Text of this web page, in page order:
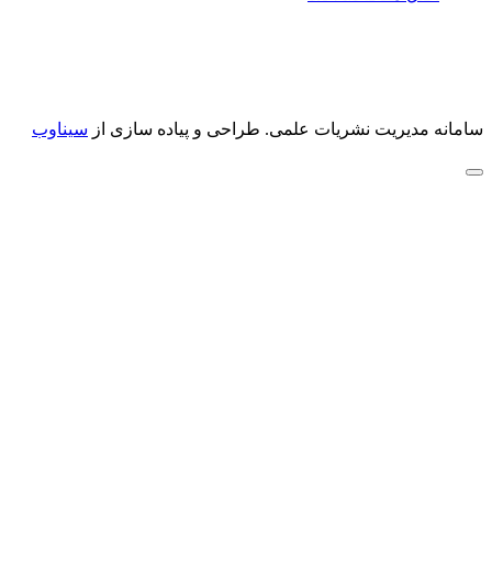
سامانه مدیریت نشریات علمی. طراحی و پیاده سازی از سیناوب